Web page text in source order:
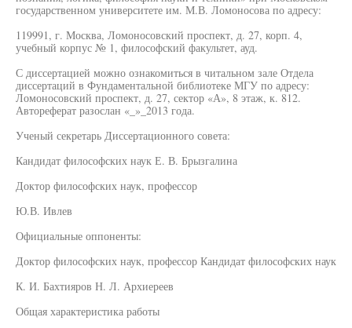
государственном университете им. М.В. Ломоносова по адресу:
119991, г. Москва, Ломоносовский проспект, д. 27, корп. 4,
учебный корпус № 1, философский факультет, ауд.
С диссертацией можно ознакомиться в читальном зале Отдела
диссертаций в Фундаментальной библиотеке МГУ по адресу:
Ломоносовский проспект, д. 27, сектор «А», 8 этаж, к. 812.
Автореферат разослан «_»_2013 года.
Ученый секретарь Диссертационного совета:
Кандидат философских наук Е. В. Брызгалина
Доктор философских наук, профессор
Ю.В. Ивлев
Официальные оппоненты:
Доктор философских наук, профессор Кандидат философских наук
К. И. Бахтияров Н. Л. Архиереев
Общая характеристика работы